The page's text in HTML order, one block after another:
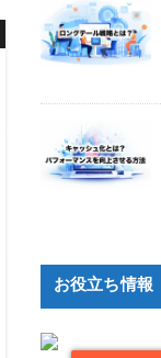
お役立ち情報